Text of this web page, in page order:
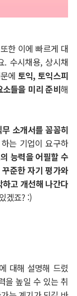
한 이에 빠르게 대
. 수시채용, 상시채
에 토익,토익스피
들을 미리 준비해
무 소개서를 꼼꼼히
는 기업이 요구하
능력을 어필할 수
꾸준한 자기 평가와
고 개선해 나간다
겠죠? :)
대해 설명해 드렸
을 높일 수 있는 취